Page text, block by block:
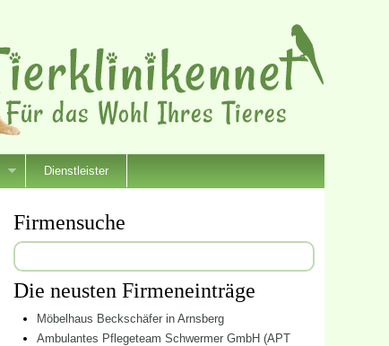
Dienstleister
Firmensuche
Suchen
nach:
Die neusten Firmeneinträge
Möbelhaus Beckschäfer in Arnsberg
Ambulantes Pflegeteam Schwermer GmbH (APT